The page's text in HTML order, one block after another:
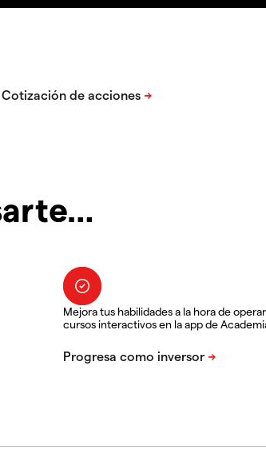
Mejora tus habilidades a la hora de
cursos interactivos en la app de